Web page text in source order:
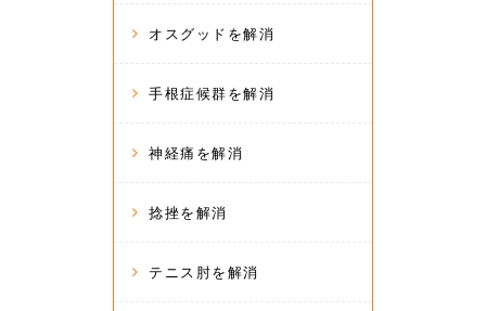
オスグッドを解消
手根症候群を解消
神経痛を解消
捻挫を解消
テニス肘を解消